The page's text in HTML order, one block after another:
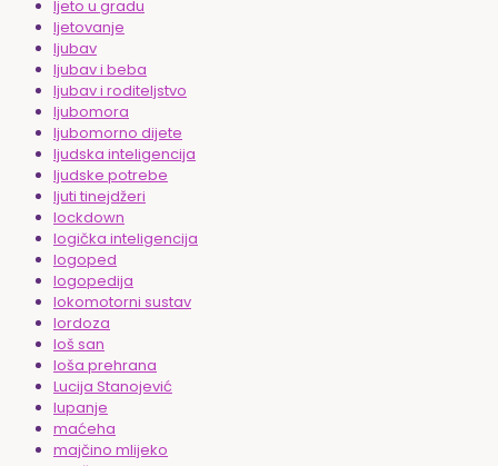
ljeto u gradu
ljetovanje
ljubav
ljubav i beba
ljubav i roditeljstvo
ljubomora
ljubomorno dijete
ljudska inteligencija
ljudske potrebe
ljuti tinejdžeri
lockdown
logička inteligencija
logoped
logopedija
lokomotorni sustav
lordoza
loš san
loša prehrana
Lucija Stanojević
lupanje
maćeha
majčino mlijeko